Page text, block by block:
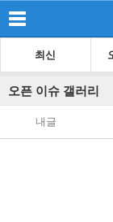
최신
오픈 이슈 갤러리
내글